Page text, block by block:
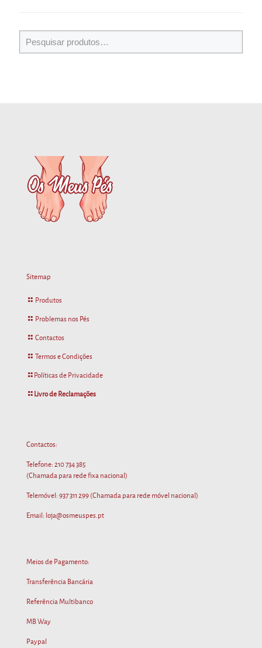
Sitemap
Produtos
Problemas nos Pés
Contactos
Termos e Condições
Políticas de Privacidade
Livro de Reclamações
Contactos:
Telefone: 210 734 385
(Chamada para rede fixa nacional)
Telemóvel: 937 311 299 (Chamada para rede móvel nacional)
Email: loja@osmeuspes.pt
Meios de Pagamento:
Transferência Bancária
Referência Multibanco
MB Way
Paypal